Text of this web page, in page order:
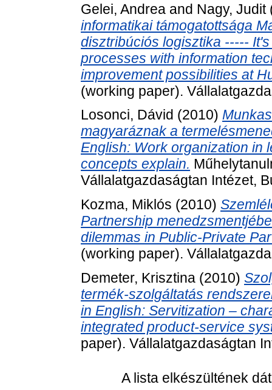
Gelei, Andrea and Nagy, Judit
informatikai támogatottsága
disztribúciós logisztika -----
processes with information
improvement possibilities at
(working paper).
Losonci, Dávid (2010)
magyaráznak a
English: Work organization in
concepts explain.
Vállalatgazdaságtan Intézet,
Kozma, Miklós (2010)
Partnership
dilemmas in Public-Private
(working paper).
Demeter, Krisztina (2010)
termék-szolgáltatás
in English: Servitization –
integrated product-service
paper). Vállalatgazdaságtan
A lista elkészültének